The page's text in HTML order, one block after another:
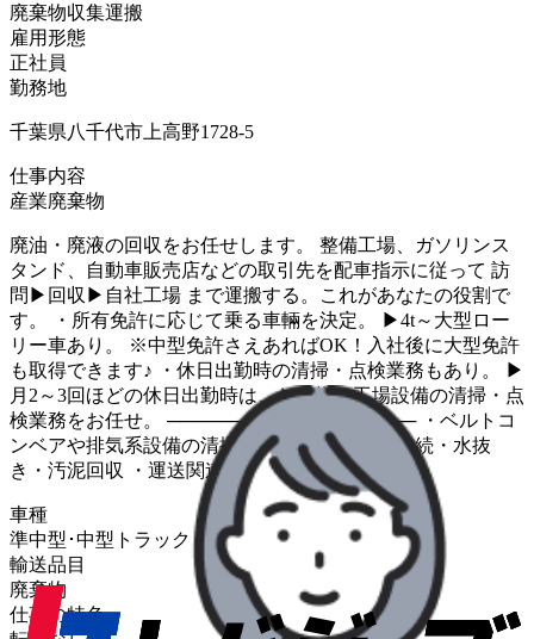
廃棄物収集運搬
雇用形態
正社員
勤務地
千葉県八千代市上高野1728-5
仕事内容
産業廃棄物
廃油・廃液の回収をお任せします。 整備工場、ガソリンス
タンド、自動車販売店などの取引先を配車指示に従って 訪
問▶回収▶自社工場 まで運搬する。これがあなたの役割で
す。 ・所有免許に応じて乗る車輛を決定。 ▶4t～大型ロー
リー車あり。 ※中型免許さえあればOK！入社後に大型免許
も取得できます♪ ・休日出勤時の清掃・点検業務もあり。 ▶
月2～3回ほどの休日出勤時は、お客様の工場設備の清掃・点
検業務をお任せ。 ─────────────────── ・ベルトコ
ンベアや排気系設備の清掃 ・分離槽のホース接続・水抜
き・汚泥回収 ・運送関連設備の清掃…など。
車種
準中型･中型トラック
輸送品目
廃棄物
仕事の特色